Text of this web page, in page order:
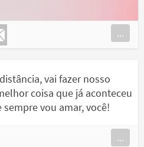
...
vai fazer nosso
coisa que já aconteceu
sempre vou amar, você!
...